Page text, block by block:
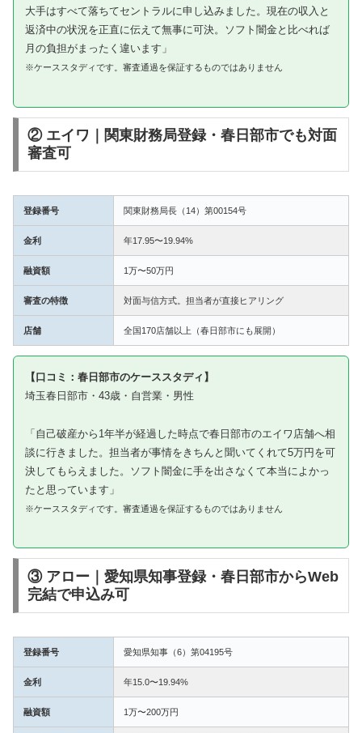
大手はすべて落ちてセントラルに申し込みました。現在の収入と
返済中の状況を正直に伝えて無事に可決。ソフト闇金と比べれば
月の負担がまったく違います」
※ケーススタディです。審査通過を保証するものではありません
② エイワ｜関東財務局登録・春日部市でも対面
審査可
登録番号 関東財務局長（14）第00154号
金利 年17.95〜19.94%
融資額 1万〜50万円
審査の特徴 対面与信方式。担当者が直接ヒアリング
店舗 全国170店舗以上（春日部市にも展開）
【口コミ：春日部市のケーススタディ】
埼玉春日部市・43歳・自営業・男性
「自己破産から1年半が経過した時点で春日部市のエイワ店舗へ相
談に行きました。担当者が事情をきちんと聞いてくれて5万円を可
決してもらえました。ソフト闇金に手を出さなくて本当によかっ
たと思っています」
※ケーススタディです。審査通過を保証するものではありません
③ アロー｜愛知県知事登録・春日部市からWeb
完結で申込み可
登録番号 愛知県知事（6）第04195号
金利 年15.0〜19.94%
融資額 1万〜200万円